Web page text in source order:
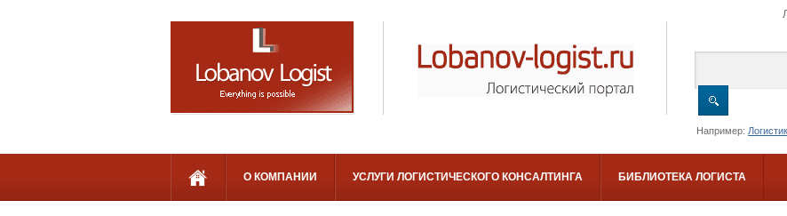
Например:
О КОМПАНИИ УСЛУГИ ЛОГИСТИЧЕСКОГО КОНСАЛТИНГА БИБЛИОТЕКА ЛОГИСТА